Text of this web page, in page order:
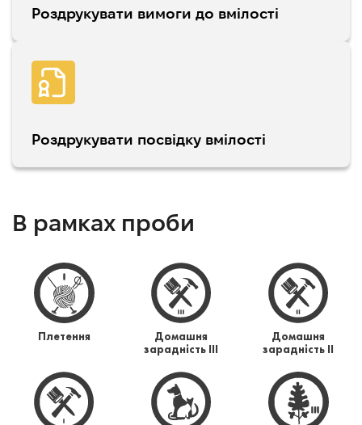
Роздрукувати вимоги до вмілості
Роздрукувати посвідку вмілості
В рамках проби
Плетення
Домашня
зарадність ІІІ
Домашня
зарадність ІІ